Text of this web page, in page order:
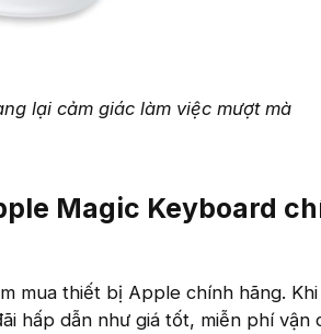
lại cảm giác làm việc mượt mà
Magic Keyboard
mua thiết bị Apple chính hãng. Khi
hấp dẫn như giá tốt, miễn phí vận